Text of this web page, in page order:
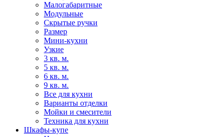
Малогабаритные
Модульные
Скрытые ручки
Размер
Мини-кухни
Узкие
3 кв. м.
5 кв. м.
6 кв. м.
9 кв. м.
Все для кухни
Варианты отделки
Мойки и смесители
Техника для кухни
Шкафы-купе